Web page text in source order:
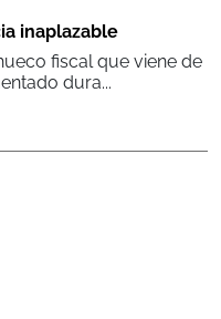
inaplazable
fiscal que viene de
dura...